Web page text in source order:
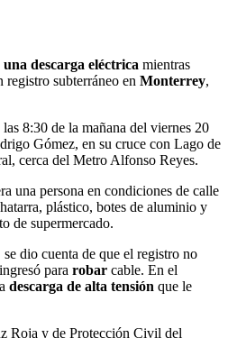
descarga eléctrica mientras
registro subterráneo en Monterrey,
8:30 de la mañana del viernes 20
Gómez, en su cruce con Lago de
cerca del Metro Alfonso Reyes.
una persona en condiciones de calle
plástico, botes de aluminio y
de supermercado.
dio cuenta de que el registro no
para robar cable. En el
descarga de alta tensión que le
Roja y de Protección Civil del